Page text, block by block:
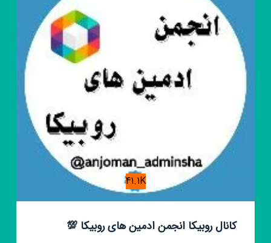
41.1K
کانال روبیکا انجمن ادمین های روبیکا 💯